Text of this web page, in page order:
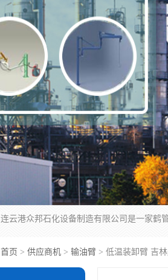
首页 > 供应商机 > 输油臂 > 低温装卸臂 吉